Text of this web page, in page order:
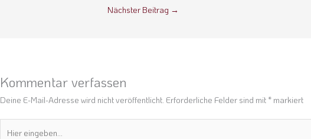
Nächster Beitrag →
Kommentar verfassen
Deine E-Mail-Adresse wird nicht veröffentlicht. Erforderliche Felder sind mit* markiert